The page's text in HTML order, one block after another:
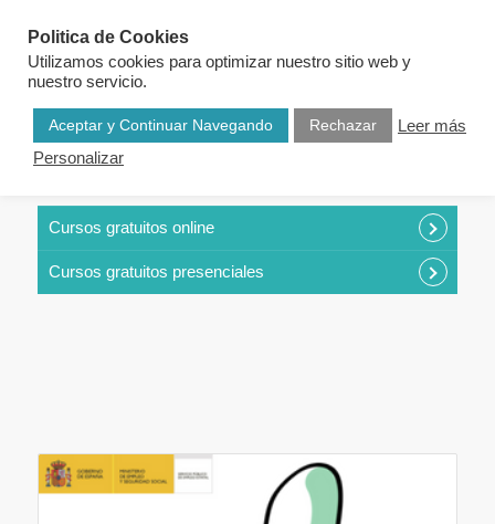
Cursos gratuitos online
Cursos gratuitos presenciales
Politica de Cookies
Utilizamos cookies para optimizar nuestro sitio web y
nuestro servicio.
Aceptar y Continuar Navegando Rechazar
Leer más
Personalizar